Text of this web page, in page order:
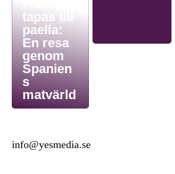
tapas till
paella:
En resa
genom
Spanien
s
matvärld
info@yesmedia.se